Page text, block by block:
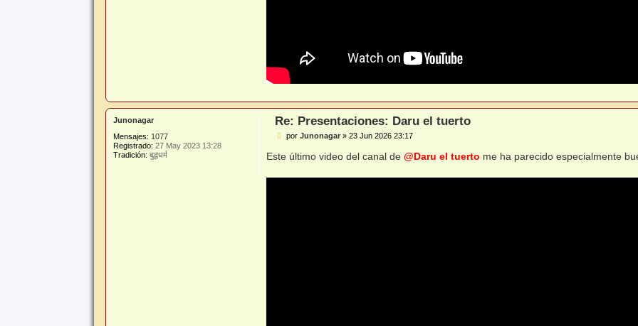
Junonagar
Mensajes: 1077
Registrado: 27 May 2023 13:28
Tradición: बुद्धधर्म
Re: Presentaciones: Daru el tuerto
M
n
porJunonagar »23 Jun 2026 23:17
Este último video del canal de@Daru el tuerto me ha parecido especialmente